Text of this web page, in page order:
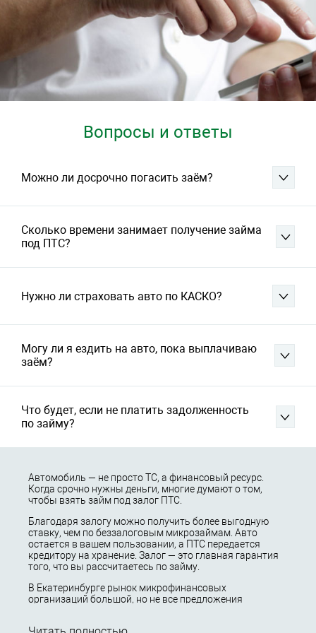
Вопросы и ответы
Можно ли досрочно погасить заём?
Сколько времени занимает получение займа
под ПТС?
Нужно ли страховать авто по КАСКО?
Могу ли я ездить на авто, пока выплачиваю
заём?
Что будет, если не платить задолженность
по займу?
Автомобиль — не просто ТС, а финансовый ресурс.
Когда срочно нужны деньги, многие думают о том,
чтобы взять займ под залог ПТС.
Благодаря залогу можно получить более выгодную
ставку, чем по беззалоговым микрозаймам. Авто
остается в вашем пользовании, а ПТС передается
кредитору на хранение. Залог — это главная гарантия
того, что вы рассчитаетесь по займу.
В Екатеринбурге рынок микрофинансовых
организаций большой, но не все предложения